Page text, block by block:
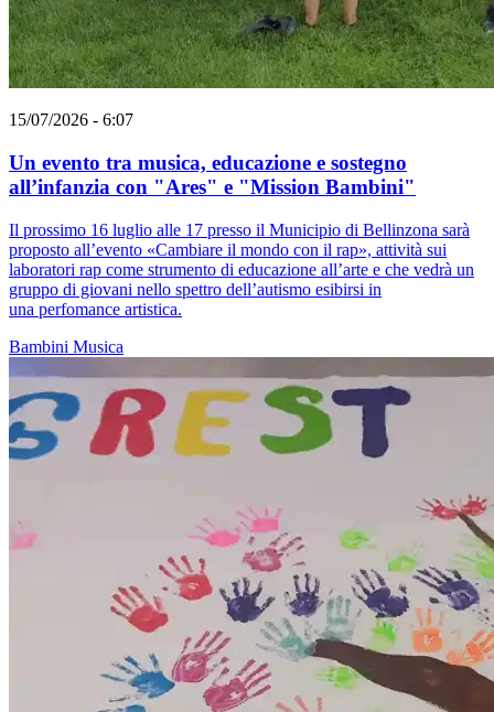
15/07/2026 - 6:07
Un evento tra musica, educazione e sostegno
all’infanzia con "Ares" e "Mission Bambini"
Il prossimo 16 luglio alle 17 presso il Municipio di Bellinzona sarà
proposto all’evento «Cambiare il mondo con il rap», attività sui
laboratori rap come strumento di educazione all’arte e che vedrà un
gruppo di giovani nello spettro dell’autismo esibirsi in
una perfomance artistica.
Bambini Musica